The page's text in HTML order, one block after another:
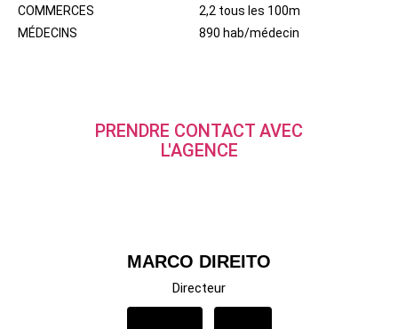
COMMERCES
2,2 tous les 100m
MÉDECINS
890 hab/médecin
PRENDRE CONTACT AVEC
L'AGENCE
MARCO DIREITO
Directeur